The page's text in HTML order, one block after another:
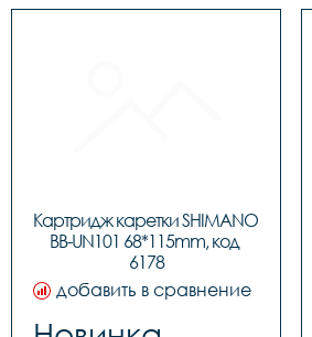
Картридж каретки SHIMANO
BB-UN101 68*115mm, код
6178
добавить в сравнение